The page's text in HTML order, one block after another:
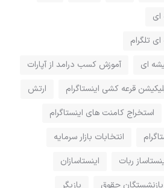
تلگرام
ای
آموزش کسب درامد از آپارات
قرعه کشی اینستاگرام
ارتش
استخراج کامنت های اینستاگرام
انتخابات بازار سرمایه
ربات
اینستاسازان
بازنشستگان حقوق
بازیگر